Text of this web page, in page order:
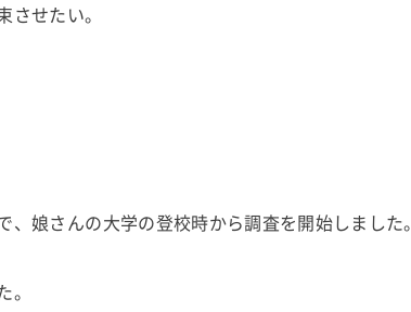
せたい。
娘さんの大学の登校時から調査を開始しました。